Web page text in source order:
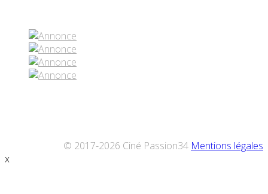
© 2017-2026 Ciné Passion34 Mentions légales
x